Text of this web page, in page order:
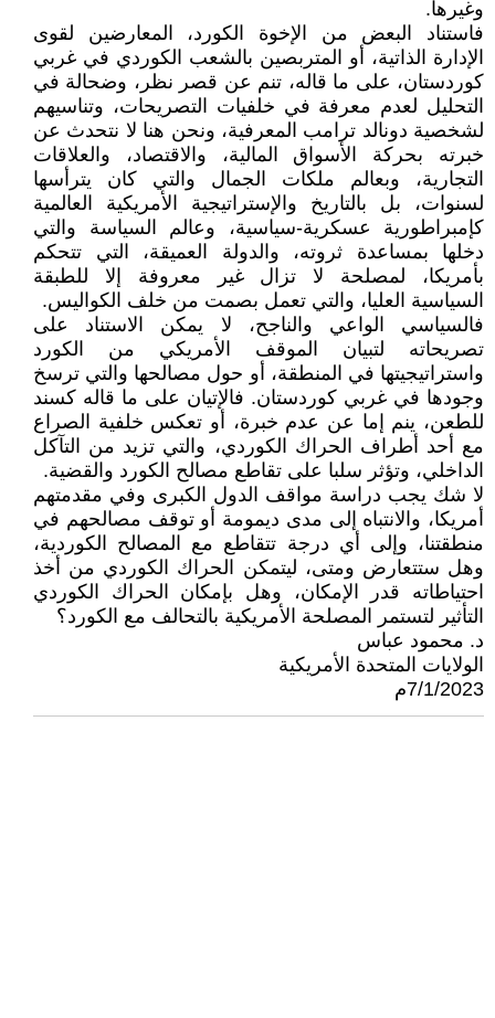
وغيرها.
فاستناد البعض من الإخوة الكورد، المعارضين لقوى
الإدارة الذاتية، أو المتربصين بالشعب الكوردي في غربي
كوردستان، على ما قاله، تنم عن قصر نظر، وضحالة في
التحليل لعدم معرفة في خلفيات التصريحات، وتناسيهم
لشخصية دونالد ترامب المعرفية، ونحن هنا لا نتحدث عن
خبرته بحركة الأسواق المالية، والاقتصاد، والعلاقات
التجارية، وبعالم ملكات الجمال والتي كان يترأسها
لسنوات، بل بالتاريخ والإستراتيجية الأمريكية العالمية
كإمبراطورية عسكرية-سياسية، وعالم السياسة والتي
دخلها بمساعدة ثروته، والدولة العميقة، التي تتحكم
بأمريكا، لمصلحة لا تزال غير معروفة إلا للطبقة
السياسية العليا، والتي تعمل بصمت من خلف الكواليس.
فالسياسي الواعي والناجح، لا يمكن الاستناد على
تصريحاته لتبيان الموقف الأمريكي من الكورد
واستراتيجيتها في المنطقة، أو حول مصالحها والتي ترسخ
وجودها في غربي كوردستان. فالإتيان على ما قاله كسند
للطعن، ينم إما عن عدم خبرة، أو تعكس خلفية الصراع
مع أحد أطراف الحراك الكوردي، والتي تزيد من التآكل
الداخلي، وتؤثر سلبا على تقاطع مصالح الكورد والقضية.
لا شك يجب دراسة مواقف الدول الكبرى وفي مقدمتهم
أمريكا، والانتباه إلى مدى ديمومة أو توقف مصالحهم في
منطقتنا، وإلى أي درجة تتقاطع مع المصالح الكوردية،
وهل ستتعارض ومتى، ليتمكن الحراك الكوردي من أخذ
احتياطاته قدر الإمكان، وهل بإمكان الحراك الكوردي
التأثير لتستمر المصلحة الأمريكية بالتحالف مع الكورد؟
د. محمود عباس
الولايات المتحدة الأمريكية
7/1/2023م